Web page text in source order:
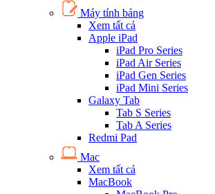
Máy tính bảng
Xem tất cả
Apple iPad
iPad Pro Series
iPad Air Series
iPad Gen Series
iPad Mini Series
Galaxy Tab
Tab S Series
Tab A Series
Redmi Pad
Mac
Xem tất cả
MacBook